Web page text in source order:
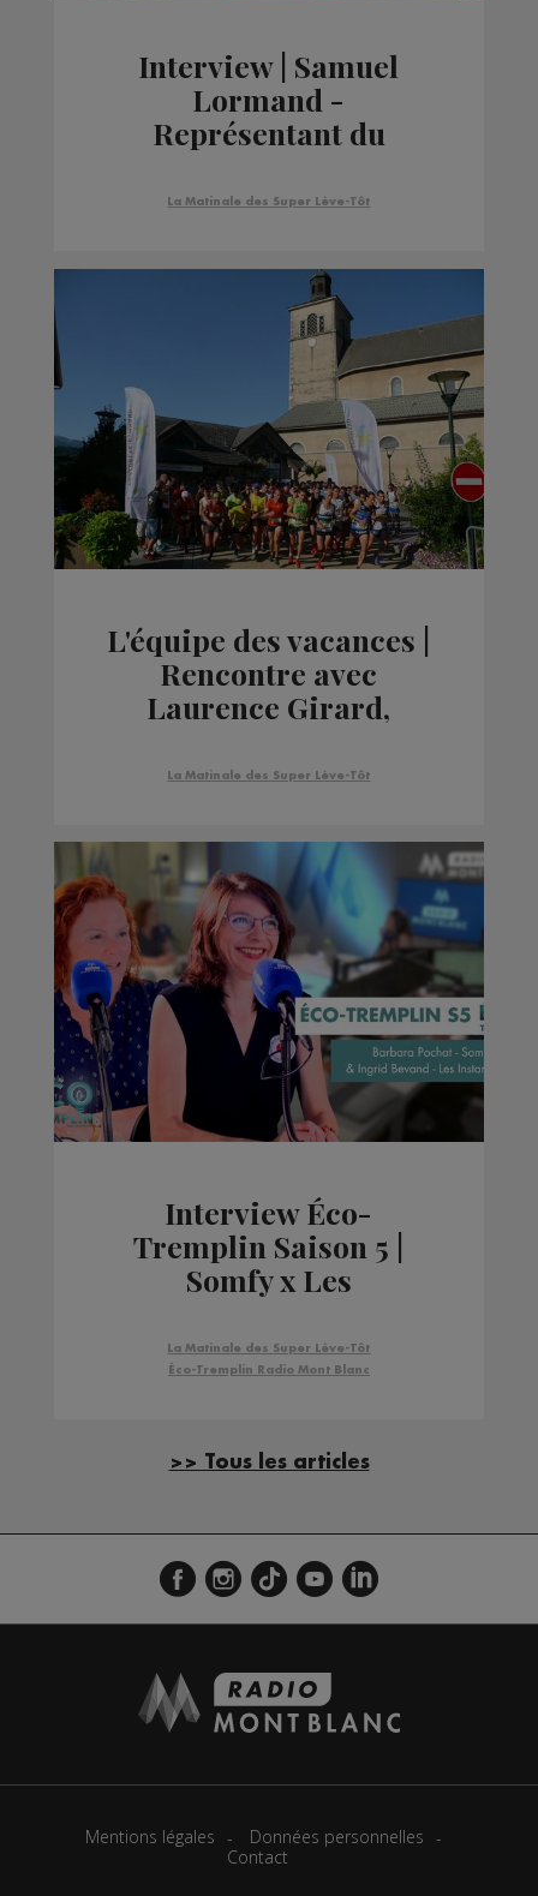
Interview | Samuel
Lormand -
Représentant du
La Matinale des Super Lève-Tôt
L'équipe des vacances |
Rencontre avec
Laurence Girard,
tourisme de Praz de Lys
La Matinale des Super Lève-Tôt
Interview Éco-
Tremplin Saison 5 |
Somfy x Les
La Matinale des Super Lève-Tôt
Éco-Tremplin Radio Mont Blanc
>> Tous les articles
Mentions légales
Données personnelles
Contact